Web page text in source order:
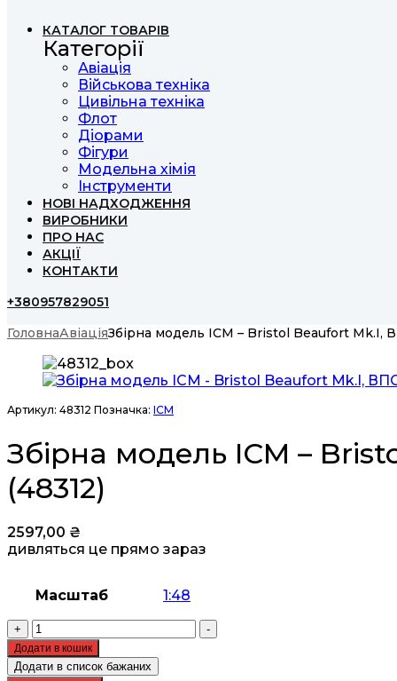
КАТАЛОГ ТОВАРІВ
Категорії
Авіація
Військова техніка
Цивільна техніка
Флот
Діорами
Фігури
Модельна хімія
Інструменти
НОВІ НАДХОДЖЕННЯ
ВИРОБНИКИ
ПРО НАС
АКЦІЇ
КОНТАКТИ
+380957829051
ГоловнаАвіаціяЗбірна модель ICM – Bristol Beaufort Mk.I,
Артикул: 48312 Позначка: ICM
Збірна модель ICM –
(48312)
2597,00 ₴
дивляться це прямо зараз
Масштаб 1:48
+
Збірна
модель
ICM
-
Додати в кошик
Додати в список бажаних